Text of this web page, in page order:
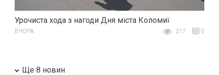
Урочиста хода з нагоди Дня міста Коломиї
ВЧОРА 217 0
Ще 8 новин